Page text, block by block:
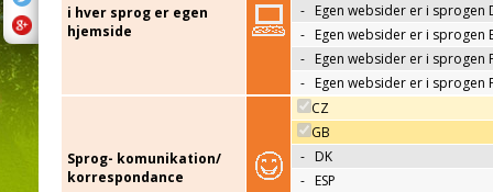
i hver sprog er egen
hjemside
- Egen websider er i sprogen
- Egen websider er i sprogen
- Egen websider er i sprogen
- Egen websider er i sprogen
Sprog- komunikation/
korrespondance
CZ
GB
- DK
- ESP